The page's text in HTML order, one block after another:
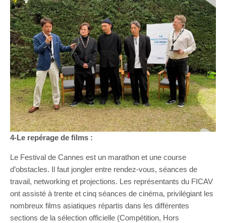
4-Le repérage de films :
Le Festival de Cannes est un marathon et une course
d’obstacles. Il faut jongler entre rendez-vous, séances de
travail, networking et projections. Les représentants du FICAV
ont assisté à trente et cinq séances de cinéma, privilégiant les
nombreux films asiatiques répartis dans les différentes
sections de la sélection officielle (Compétition, Hors